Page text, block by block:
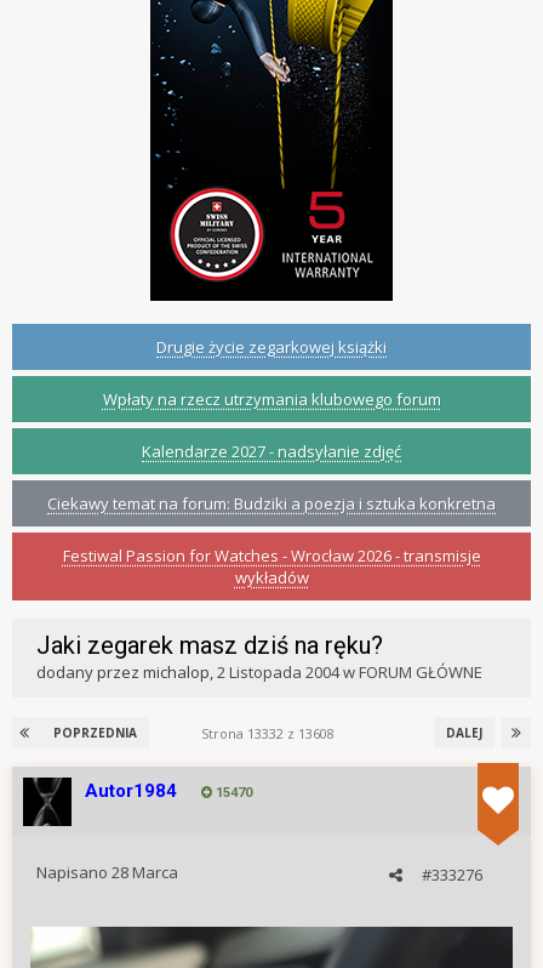
Drugie życie zegarkowej książki
Wpłaty na rzecz utrzymania klubowego forum
Kalendarze 2027 - nadsyłanie zdjęć
Ciekawy temat na forum: Budziki a poezja i sztuka konkretna
Festiwal Passion for Watches - Wrocław 2026 - transmisje
wykładów
Jaki zegarek masz dziś na ręku?
dodany przez michalop,2 Listopada 2004wFORUM GŁÓWNE
POPRZEDNIA DALEJ
Strona 13332 z 13608
Autor1984 15470
#333276
Napisano 28 Marca